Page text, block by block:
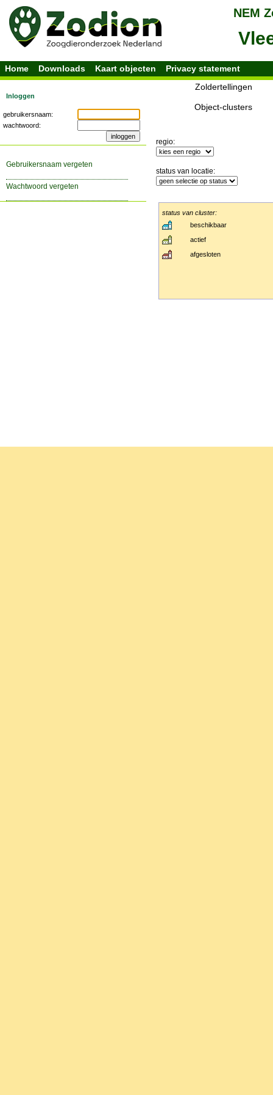
Home Downloads Kaart objecten Privacy statement
Inloggen
gebruikersnaam:
wachtwoord:
gebruikersnaam vergeten
wachtwoord vergeten
Zoldertellingen
Object-clusters
regio:
status van locatie:
status van cluster:
beschikbaar
actief
afgesloten